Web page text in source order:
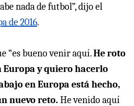
nada de futbol”, dijo el
de 2016.
“es bueno venir aquí.He roto
Europa y quiero hacerlo
en Europa está hecho,
nuevo reto. He venido aquí